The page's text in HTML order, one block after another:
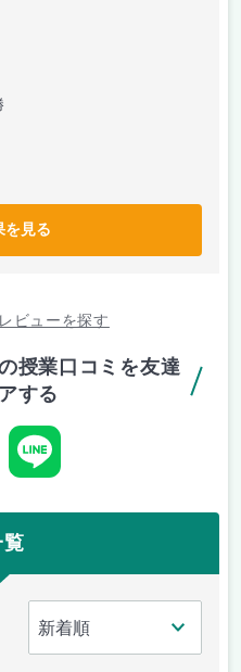
を見る
ビューを探す
授業口コミを友達
する